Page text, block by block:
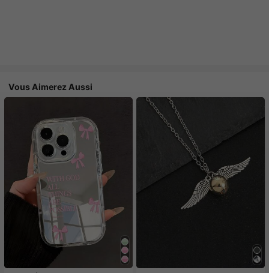
Vous Aimerez Aussi